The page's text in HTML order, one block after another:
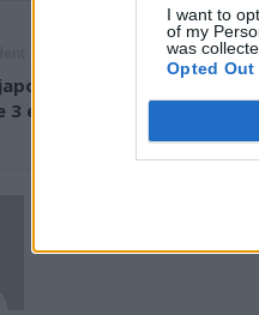
I want to
of my
was
Opted Out
pour un ventre plat
3 euros enfin en France